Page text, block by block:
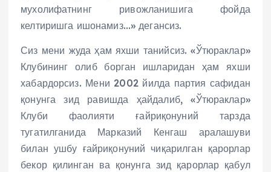
мухолифатнинг ривожланишига фойда
келтиришга ишонамиз…» дегансиз.
Сиз мени жуда ҳам яхши танийсиз. «Ўтюраклар»
Клубининг олиб борган ишларидан ҳам яхши
хабардорсиз. Мени 2002 йилда партия сафидан
қонунга зид равишда ҳайдалиб, «Ўтюраклар»
Клуби фаолияти ғайриқонуний тарзда
тугатилганида Марказий Кенгаш аралашуви
билан ушбу ғайриқонуний чиқарилган қарорлар
бекор қилинган ва қонунга зид қарорлар қабул